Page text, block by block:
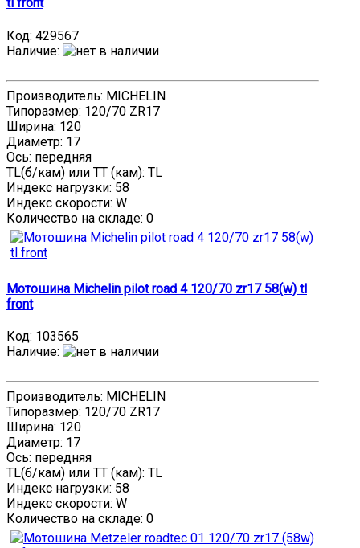
tl front
Код: 429567
Наличие:
Производитель: MICHELIN
Типоразмер: 120/70 ZR17
Ширина: 120
Диаметр: 17
Ось: передняя
TL(б/кам) или TT (кам): TL
Индекс нагрузки: 58
Индекс скорости: W
Количество на складе: 0
Мотошина Michelin pilot road 4 120/70 zr17 58(w) tl
front
Код: 103565
Наличие:
Производитель: MICHELIN
Типоразмер: 120/70 ZR17
Ширина: 120
Диаметр: 17
Ось: передняя
TL(б/кам) или TT (кам): TL
Индекс нагрузки: 58
Индекс скорости: W
Количество на складе: 0